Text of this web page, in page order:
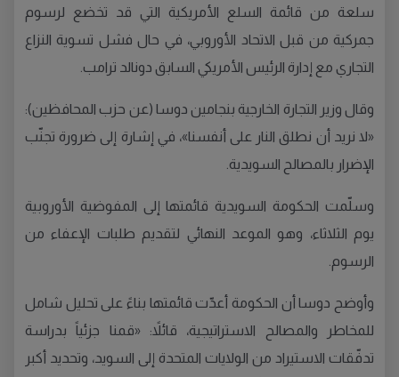
سلعة من قائمة السلع الأمريكية التي قد تخضع لرسوم
جمركية من قبل الاتحاد الأوروبي، في حال فشل تسوية النزاع
التجاري مع إدارة الرئيس الأمريكي السابق دونالد ترامب.
وقال وزير التجارة الخارجية بنجامين دوسا (عن حزب المحافظين):
«لا نريد أن نطلق النار على أنفسنا»، في إشارة إلى ضرورة تجنّب
الإضرار بالمصالح السويدية.
وسلّمت الحكومة السويدية قائمتها إلى المفوضية الأوروبية
يوم الثلاثاء، وهو الموعد النهائي لتقديم طلبات الإعفاء من
الرسوم.
وأوضح دوسا أن الحكومة أعدّت قائمتها بناءً على تحليل شامل
للمخاطر والمصالح الاستراتيجية، قائلاً: «قمنا جزئياً بدراسة
تدفّقات الاستيراد من الولايات المتحدة إلى السويد، وتحديد أكبر